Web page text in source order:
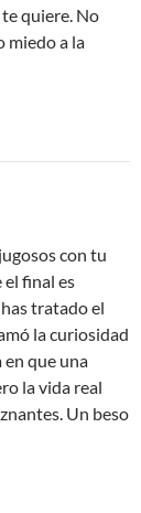
quiere. No
miedo a la
con tu
el final es
tratado el
la curiosidad
que una
la vida real
Un beso